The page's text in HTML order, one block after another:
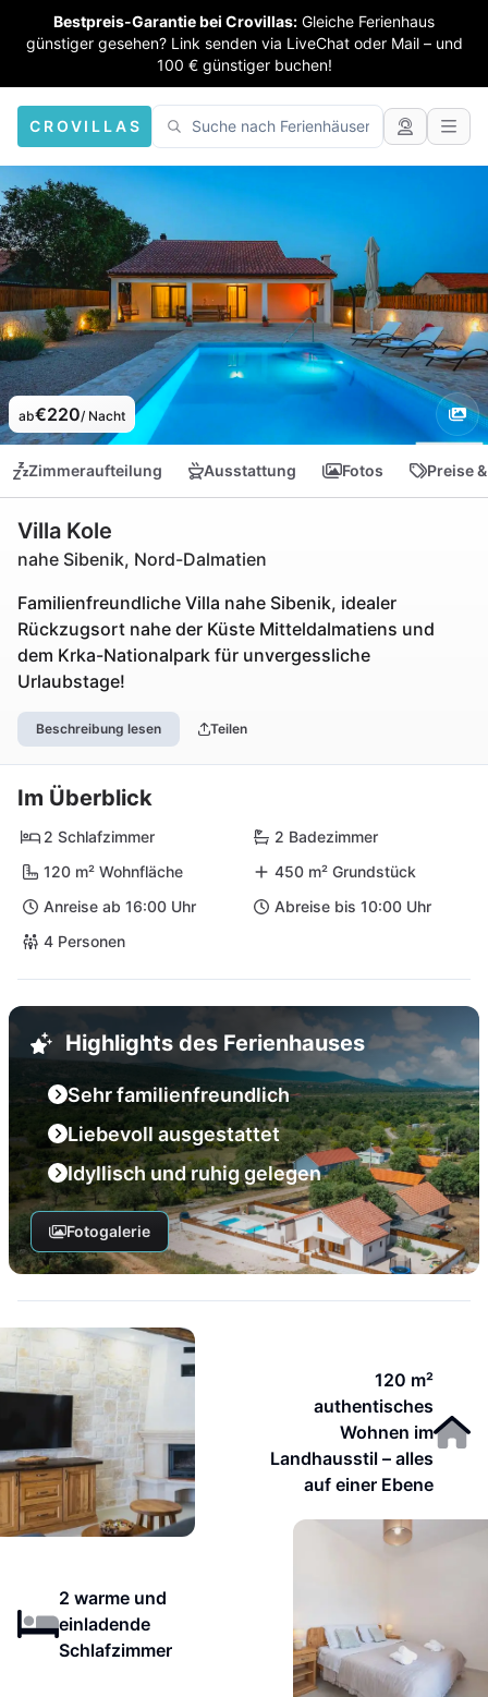
Bestpreis-Garantie bei Crovillas: Gleiche Ferienhaus
günstiger gesehen? Link senden via LiveChat oder Mail – und
100 € günstiger buchen!
CROVILLAS
ab€220/ Nacht
Zimmeraufteilung Ausstattung Fotos Preise
Villa Kole
nahe Sibenik, Nord-Dalmatien
Familienfreundliche Villa nahe Sibenik, idealer
Rückzugsort nahe der Küste Mitteldalmatiens und
dem Krka-Nationalpark für unvergessliche
Urlaubstage!
Beschreibung lesen Teilen
Im Überblick
2 Schlafzimmer
2 Badezimmer
120 m² Wohnfläche
450 m² Grundstück
Anreise ab 16:00 Uhr
Abreise bis 10:00 Uhr
4 Personen
Highlights des Ferienhauses
Sehr familienfreundlich
Liebevoll ausgestattet
Idyllisch und ruhig gelegen
Fotogalerie
120 m²
authentisches
Wohnen im
Landhausstil – alles
auf einer Ebene
2 warme und
einladende
Schlafzimmer